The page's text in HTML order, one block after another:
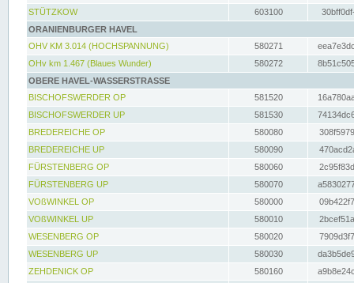
STÜTZKOW
603100
ORANIENBURGER HAVEL
OHV KM 3.014 (HOCHSPANNUNG)
580271
OHv km 1.467 (Blaues Wunder)
580272
OBERE HAVEL-WASSERSTRASSE
BISCHOFSWERDER OP
581520
BISCHOFSWERDER UP
581530
BREDEREICHE OP
580080
BREDEREICHE UP
580090
FÜRSTENBERG OP
580060
FÜRSTENBERG UP
580070
VOßWINKEL OP
580000
VOßWINKEL UP
580010
WESENBERG OP
580020
WESENBERG UP
580030
ZEHDENICK OP
580160